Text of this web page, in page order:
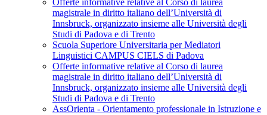
Offerte informative relative al Corso di laurea
magistrale in diritto italiano dell’Università di
Innsbruck, organizzato insieme alle Università degli
Studi di Padova e di Trento
Scuola Superiore Universitaria per Mediatori
Linguistici CAMPUS CIELS di Padova
Offerte informative relative al Corso di laurea
magistrale in diritto italiano dell’Università di
Innsbruck, organizzato insieme alle Università degli
Studi di Padova e di Trento
AssOrienta - Orientamento professionale in Istruzione e